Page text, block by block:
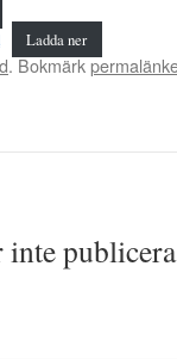
Ladda ner
. Bokmärk
inte